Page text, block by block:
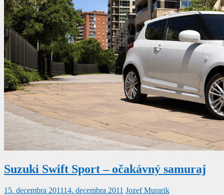
Suzuki Swift Sport – očakávný samuraj
15. decembra 201114. decembra 2011 Jozef Murarik